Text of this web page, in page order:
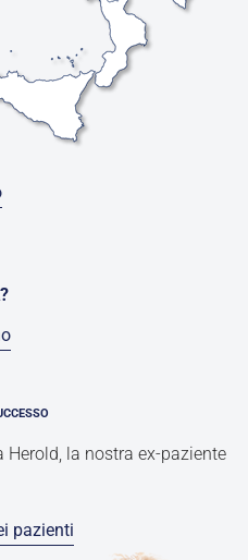
Herold, la nostra ex-paziente
pazienti